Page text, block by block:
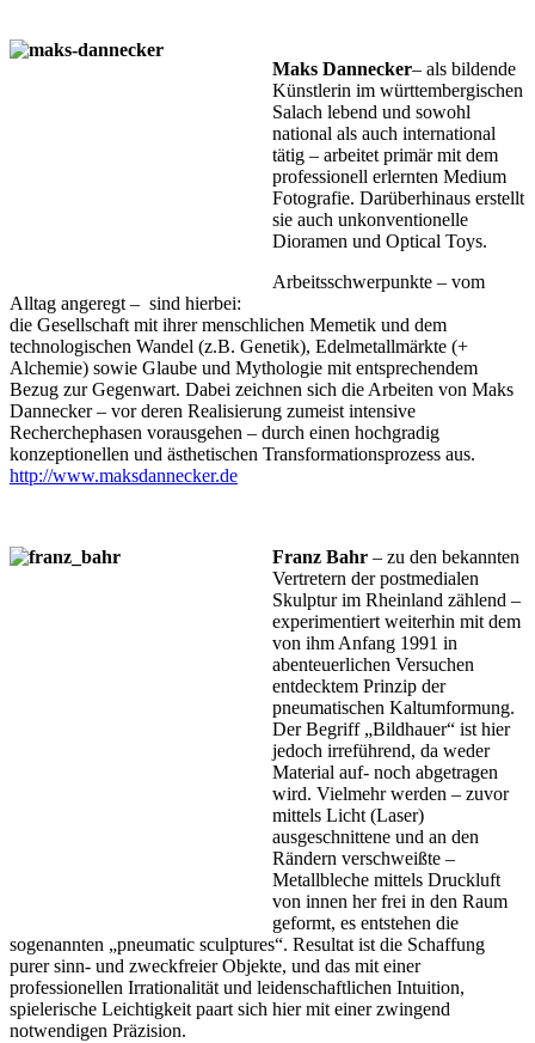
Maks Dannecker– als bildende
Künstlerin im württembergischen
Salach lebend und sowohl
national als auch international
tätig – arbeitet primär mit dem
professionell erlernten Medium
Fotografie. Darüberhinaus erstellt
sie auch unkonventionelle
Dioramen und Optical Toys.
Arbeitsschwerpunkte – vom
Alltag angeregt – sind hierbei:
die Gesellschaft mit ihrer menschlichen Memetik und dem
technologischen Wandel (z.B. Genetik), Edelmetallmärkte (+
Alchemie) sowie Glaube und Mythologie mit entsprechendem
Bezug zur Gegenwart. Dabei zeichnen sich die Arbeiten von Maks
Dannecker – vor deren Realisierung zumeist intensive
Recherchephasen vorausgehen – durch einen hochgradig
konzeptionellen und ästhetischen Transformationsprozess aus.
http://www.maksdannecker.de
Franz Bahr – zu den bekannten
Vertretern der postmedialen
Skulptur im Rheinland zählend –
experimentiert weiterhin mit dem
von ihm Anfang 1991 in
abenteuerlichen Versuchen
entdecktem Prinzip der
pneumatischen Kaltumformung.
Der Begriff „Bildhauer“ ist hier
jedoch irreführend, da weder
Material auf- noch abgetragen
wird. Vielmehr werden – zuvor
mittels Licht (Laser)
ausgeschnittene und an den
Rändern verschweißte –
Metallbleche mittels Druckluft
von innen her frei in den Raum
geformt, es entstehen die
sogenannten „pneumatic sculptures“. Resultat ist die Schaffung
purer sinn- und zweckfreier Objekte, und das mit einer
professionellen Irrationalität und leidenschaftlichen Intuition,
spielerische Leichtigkeit paart sich hier mit einer zwingend
notwendigen Präzision.